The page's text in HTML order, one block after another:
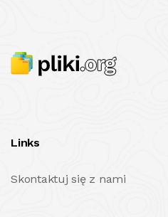
Links
Skontaktuj się z nami